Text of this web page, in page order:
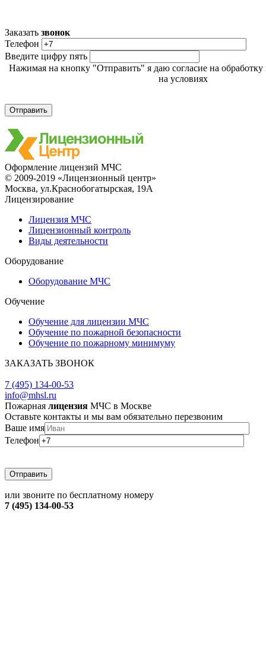
Заказать звонок
Телефон
Введите цифру пять
Нажимая на кнопку "Отправить" я даю согласие на
на условиях
Оформление лицензий МЧС
© 2009-2019 «Лицензионный центр»
Москва, ул.Краснобогатырская, 19А
Лицензирование
Лицензия МЧС
Лицензионный контроль
Виды деятельности
Оборудование
Оборудование МЧС
Обучение
Обучение для лицензии МЧС
Обучение по пожарной безопасности
Обучение по пожарному минимуму
ЗАКАЗАТЬ ЗВОНОК
7 (495) 134-00-53
info@mhsl.ru
Пожарная лицензия МЧС в Москве
Оставьте контакты и мы вам обязательно перезвоним
Ваше имя
Телефон
или звоните по бесплатному номеру
7 (495) 134-00-53